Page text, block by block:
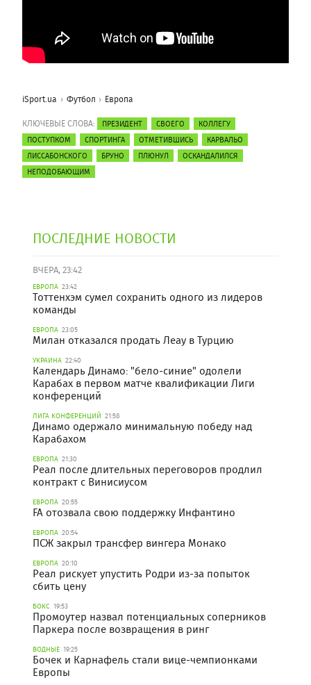
iSport.ua Футбол Европа
КЛЮЧЕВЫЕ СЛОВА: ПРЕЗИДЕНТ СВОЕГО
КОЛЛЕГУ
ПОСТУПКОМ
СПОРТИНГА ОТМЕТИВШИСЬ
КАРВАЛЬО
ЛИССАБОНСКОГО
БРУНО ПЛЮНУЛ
ОСКАНДАЛИЛСЯ
НЕПОДОБАЮЩИМ
ПОСЛЕДНИЕ НОВОСТИ
ВЧЕРА, 23:42
ЕВРОПА 23:42
Тоттенхэм сумел сохранить одного из лидеров
команды
ЕВРОПА 23:05
Милан отказался продать Леау в Турцию
УКРАИНА 22:40
Календарь Динамо: "бело-синие" одолели
Карабах в первом матче квалификации Лиги
конференций
ЛИГА КОНФЕРЕНЦИЙ 21:58
Динамо одержало минимальную победу над
Карабахом
ЕВРОПА 21:30
Реал после длительных переговоров продлил
контракт с Винисиусом
ЕВРОПА 20:55
FA отозвала свою поддержку Инфантино
ЕВРОПА 20:54
ПСЖ закрыл трансфер вингера Монако
ЕВРОПА 20:10
Реал рискует упустить Родри из-за попыток
сбить цену
БОКС 19:53
Промоутер назвал потенциальных соперников
Паркера после возвращения в ринг
ВОДНЫЕ 19:25
Бочек и Карнафель стали вице-чемпионками
Европы